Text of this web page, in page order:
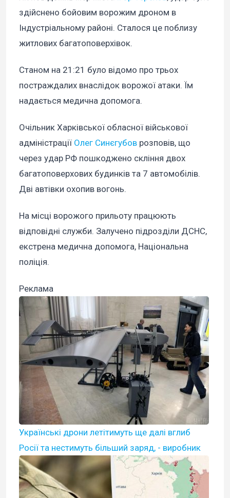
здійснено бойовим ворожим дроном в
Індустріальному районі. Сталося це поблизу
житлових багатоповерхівок.
Станом на 21:21 було відомо про трьох
постраждалих внаслідок ворожої атаки. Їм
надається медична допомога.
Очільник Харківської обласної військової
адміністрації Олег Синєгубов розповів, що
через удар РФ пошкоджено скління двох
багатоповерхових будинків та 7 автомобілів.
Дві автівки охопив вогонь.
На місці ворожого прильоту працюють
відповідні служби. Залучено підрозділи ДСНС,
екстрена медична допомога, Національна
поліція.
Реклама
Українські дрони летітимуть ще далі вглиб
Росії та нестимуть більший заряд, - виробник